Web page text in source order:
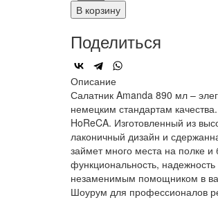
В корзину
Поделиться
Описание
Салатник Amanda 890 мл –
немецким стандартам
HoReCA. Изготовленный из
лаконичный дизайн и
займет много места на полке
функциональность,
незаменимым помощником в
Шоурум для профессионалов